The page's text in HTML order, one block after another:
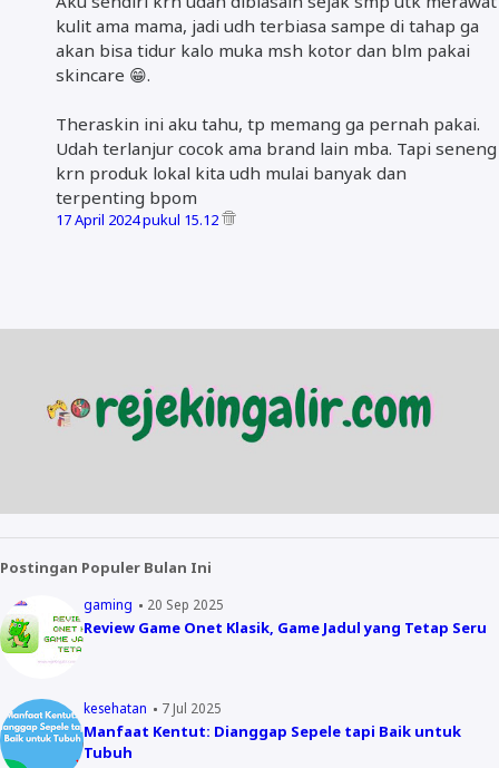
kulit ama mama, jadi udh terbiasa sampe di tahap ga
akan bisa tidur kalo muka msh kotor dan blm pakai
skincare 😁.
Theraskin ini aku tahu, tp memang ga pernah pakai.
Udah terlanjur cocok ama brand lain mba. Tapi seneng
krn produk lokal kita udh mulai banyak dan
terpenting bpom
17 April 2024 pukul 15.12
Postingan Populer Bulan Ini
gaming 20 Sep 2025
Review Game Onet Klasik, Game Jadul yang Tetap Seru
kesehatan 7 Jul 2025
Manfaat Kentut: Dianggap Sepele tapi Baik untuk
Tubuh